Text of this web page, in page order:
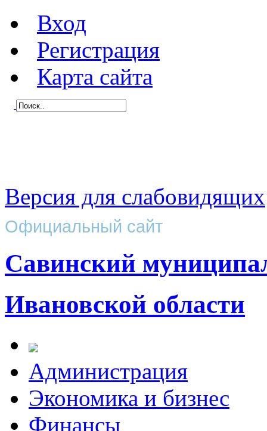
Вход
Регистрация
Карта сайта
Версия для слабовидящих
Официальный сайт
Савинский
Ивановской области
Администрация
Экономика и бизнес
Финансы